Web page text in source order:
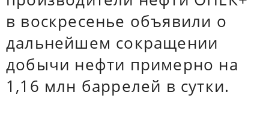
в воскресенье объявили о
дальнейшем сокращении
добычи нефти примерно на
1,16 млн баррелей в сутки.